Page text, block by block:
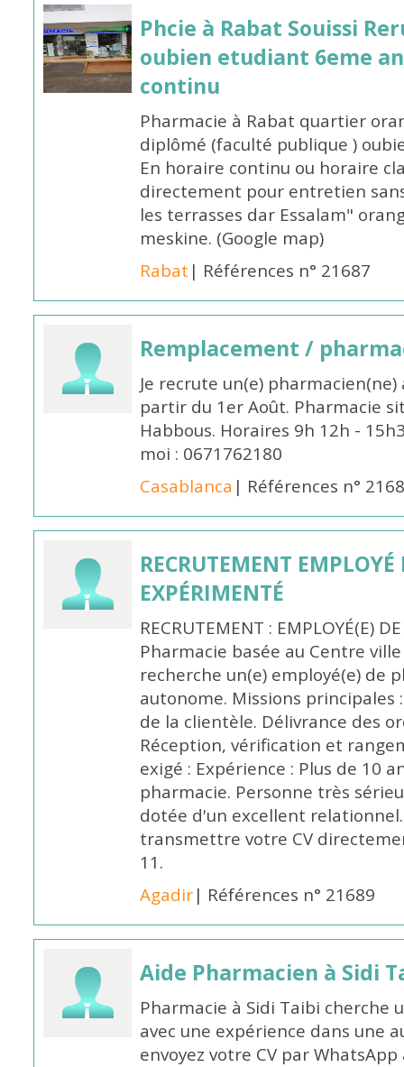
Phcie à Rabat Souissi
oubien etudiant 6eme
continu
Pharmacie à Rabat quartier
diplômé (faculté publique )
En horaire continu ou horaire
directement pour entretien
les terrasses dar Essalam"
meskine. (Google map)
Rabat | Références n° 21687
Remplacement /
Je recrute un(e)
partir du 1er Août. Pharmacie
Habbous. Horaires 9h 12h -
moi : 0671762180
Casablanca | Références n°
RECRUTEMENT
EXPÉRIMENTÉ
RECRUTEMENT : EMPLOYÉ(E)
Pharmacie basée au Centre ville
recherche un(e) employé(e) de
autonome. Missions principales
de la clientèle. Délivrance des
Réception, vérification et
exigé : Expérience : Plus de 10
pharmacie. Personne très
dotée d'un excellent
transmettre votre CV
11.
Agadir| Références n° 21689
Aide Pharmacien à Sidi
Pharmacie à Sidi Taibi cherche
avec une expérience dans une
envoyez votre CV par